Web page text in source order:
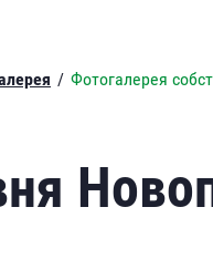
/ Фотогалерея